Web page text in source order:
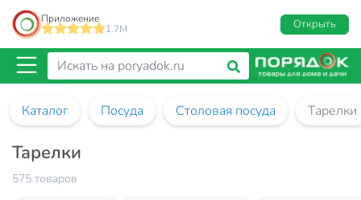
Приложение
1.7M
Открыть
Каталог Посуда Столовая посуда Тарелки
Тарелки
575 товаров